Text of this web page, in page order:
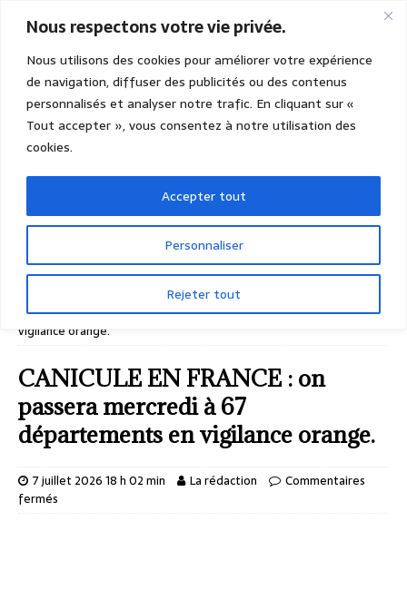
Nous respectons votre vie privée.
Nous utilisons des cookies pour améliorer votre expérience
de navigation, diffuser des publicités ou des contenus
personnalisés et analyser notre trafic. En cliquant sur «
Tout accepter », vous consentez à notre utilisation des
cookies.
Personnaliser
Rejeter tout
Accepter tout
ACTUALITÉS GÉNÉRALES ET NATIONALES
CANICULE EN FRANCE : on passera mercredi à 67 départements en
vigilance orange.
CANICULE EN FRANCE : on
passera mercredi à 67
départements en vigilance orange.
7 juillet 2026 18 h 02 min La rédaction
Commentaires
fermés